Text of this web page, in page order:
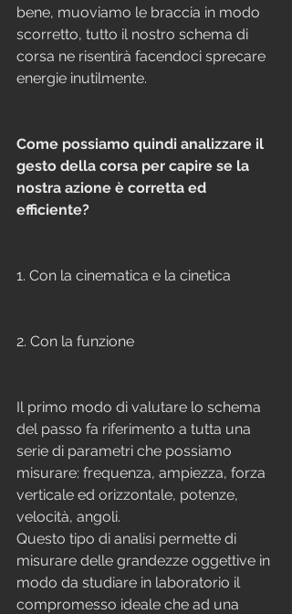
bene, muoviamo le braccia in modo
scorretto, tutto il nostro schema di
corsa ne risentirà facendoci sprecare
energie inutilmente.
Come possiamo quindi analizzare il
gesto della corsa per capire se la
nostra azione è corretta ed
efficiente?
1. Con la cinematica e la cinetica
2. Con la funzione
Il primo modo di valutare lo schema
del passo fa riferimento a tutta una
serie di parametri che possiamo
misurare: frequenza, ampiezza, forza
verticale ed orizzontale, potenze,
velocità, angoli.
Questo tipo di analisi permette di
misurare delle grandezze oggettive in
modo da studiare in laboratorio il
compromesso ideale che ad una